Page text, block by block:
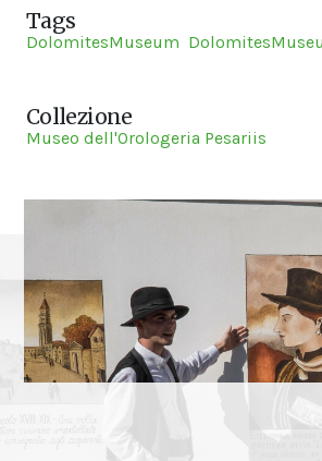
Tags
DolomitesMuseum
Collezione
Museo dell'Orologeria Pesariis